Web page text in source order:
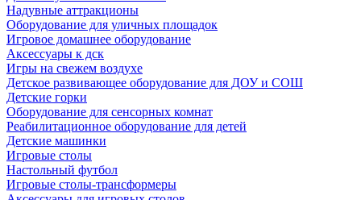
Надувные аттракционы
Оборудование для уличных площадок
Игровое домашнее оборудование
Аксессуары к дск
Игры на свежем воздухе
Детское развивающее оборудование для ДОУ и СОШ
Детские горки
Оборудование для сенсорных комнат
Реабилитационное оборудование для детей
Детские машинки
Игровые столы
Настольный футбол
Игровые столы-трансформеры